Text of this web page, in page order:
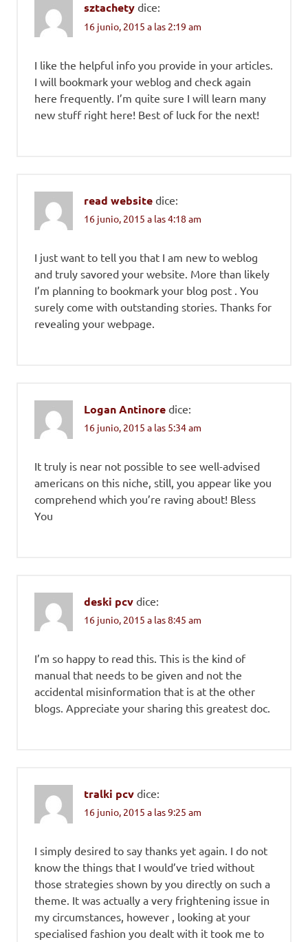
sztachety dice:
16 junio, 2015 a las 2:19 am
I like the helpful info you provide in your articles.
I will bookmark your weblog and check again
here frequently. I’m quite sure I will learn many
new stuff right here! Best of luck for the next!
read website dice:
16 junio, 2015 a las 4:18 am
I just want to tell you that I am new to weblog
and truly savored your website. More than likely
I’m planning to bookmark your blog post . You
surely come with outstanding stories. Thanks for
revealing your webpage.
Logan Antinore dice:
16 junio, 2015 a las 5:34 am
It truly is near not possible to see well-advised
americans on this niche, still, you appear like you
comprehend which you’re raving about! Bless
You
deski pcv dice:
16 junio, 2015 a las 8:45 am
I’m so happy to read this. This is the kind of
manual that needs to be given and not the
accidental misinformation that is at the other
blogs. Appreciate your sharing this greatest doc.
tralki pcv dice:
16 junio, 2015 a las 9:25 am
I simply desired to say thanks yet again. I do not
know the things that I would’ve tried without
those strategies shown by you directly on such a
theme. It was actually a very frightening issue in
my circumstances, however , looking at your
specialised fashion you dealt with it took me to